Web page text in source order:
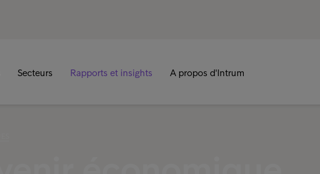
Secteurs Rapports et insights A propos d'Intrum